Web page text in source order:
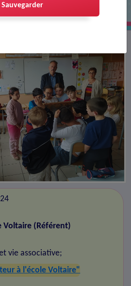
Voltaire (Référent)
vie associative;
à l'école Voltaire"
Sauvegarder